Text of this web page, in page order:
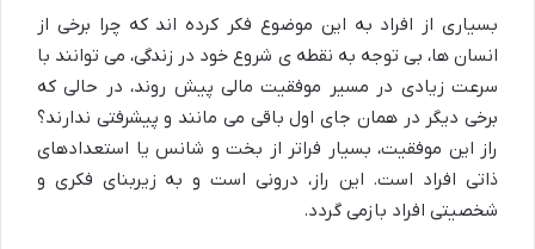
بسیاری از افراد به این موضوع فکر کرده اند که چرا برخی از
انسان ها، بی توجه به نقطه ی شروع خود در زندگی، می توانند با
سرعت زیادی در مسیر موفقیت مالی پیش روند، در حالی که
برخی دیگر در همان جای اول باقی می مانند و پیشرفتی ندارند؟
راز این موفقیت، بسیار فراتر از بخت و شانس یا استعدادهای
ذاتی افراد است. این راز، درونی است و به زیربنای فکری و
شخصیتی افراد بازمی گردد.